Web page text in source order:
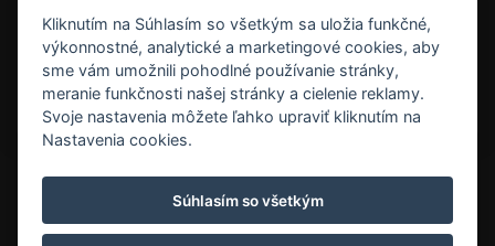
ODOBERAŤ
Kliknutím na Súhlasím so všetkým sa uložia funkčné,
výkonnostné, analytické a marketingové cookies, aby
sme vám umožnili pohodlné používanie stránky,
meranie funkčnosti našej stránky a cielenie reklamy.
Svoje nastavenia môžete ľahko upraviť kliknutím na
Nastavenia cookies.
Súhlasím so všetkým